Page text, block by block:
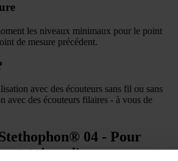
les niveaux minimaux pour le point
de mesure précédent.
avec des écouteurs sans fil ou sans
avec des écouteurs filaires - à vous de
04 - Pour
d'assurances et